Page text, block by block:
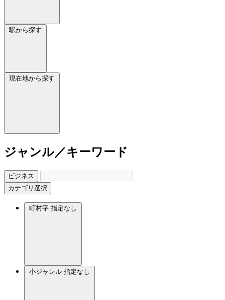
駅から探す
現在地から探す
ジャンル／キーワード
ビジネス
カテゴリ選択
町村字 指定なし
小ジャンル 指定なし